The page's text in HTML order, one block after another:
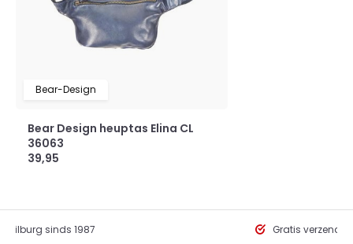
Bear-Design
Bear Design heuptas Elina CL
36063
39,95
Tilburg sinds 1987 Gratis